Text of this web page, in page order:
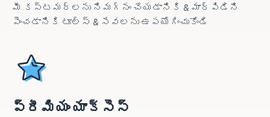
మీ కస్టమర్‌లను నిమగ్నం చేయడానికి & మార్పిడిని
పెంచడానికి టూల్స్ & సేవలను ఉపయోగించుకోండి
ప్రీమియం యాక్సెస్